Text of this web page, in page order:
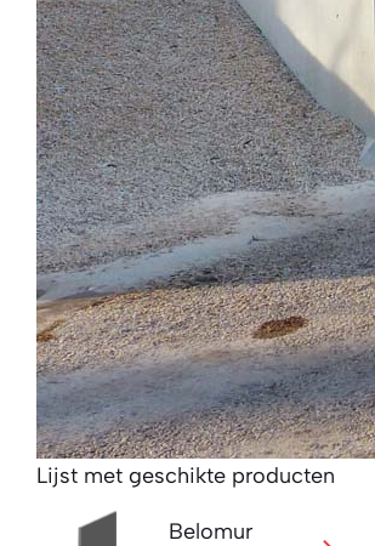
Lijst met geschikte producten
Belomur